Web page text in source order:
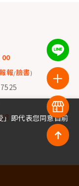
00
報/臉書)
即代表您同意目前